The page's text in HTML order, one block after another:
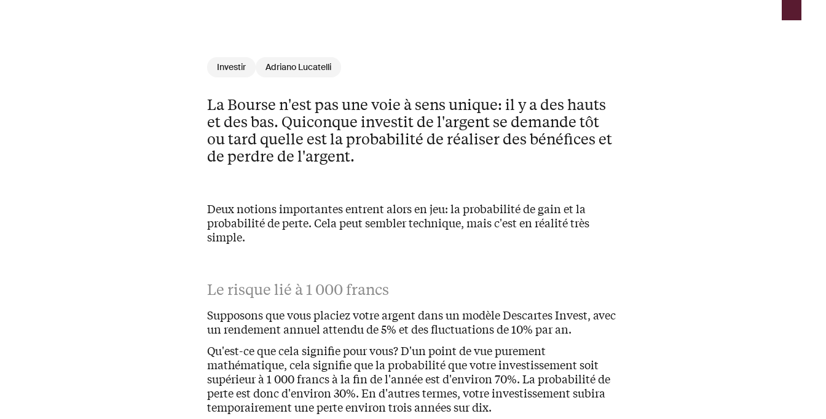
Investir Adriano Lucatelli
La Bourse n'est pas une voie à sens unique: il y a des hauts
et des bas. Quiconque investit de l'argent se demande tôt
ou tard quelle est la probabilité de réaliser des bénéfices et
de perdre de l'argent.
Deux notions importantes entrent alors en jeu: la probabilité de gain et la
probabilité de perte. Cela peut sembler technique, mais c'est en réalité très
simple.
Le risque lié à 1 000 francs
Supposons que vous placiez votre argent dans un modèle Descartes Invest, avec
un rendement annuel attendu de 5% et des fluctuations de 10% par an.
Qu'est-ce que cela signifie pour vous? D'un point de vue purement
mathématique, cela signifie que la probabilité que votre investissement soit
supérieur à 1 000 francs à la fin de l'année est d'environ 70%. La probabilité de
perte est donc d'environ 30%. En d'autres termes, votre investissement subira
temporairement une perte environ trois années sur dix.